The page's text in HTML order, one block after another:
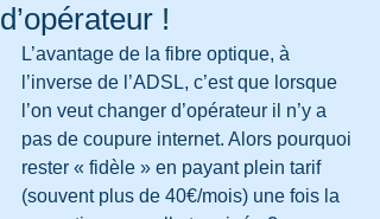
d’opérateur !
L’avantage de la fibre optique, à
l’inverse de l’ADSL, c’est que lorsque
l’on veut changer d’opérateur il n’y a
pas de coupure internet. Alors pourquoi
rester « fidèle » en payant plein tarif
(souvent plus de 40€/mois) une fois la